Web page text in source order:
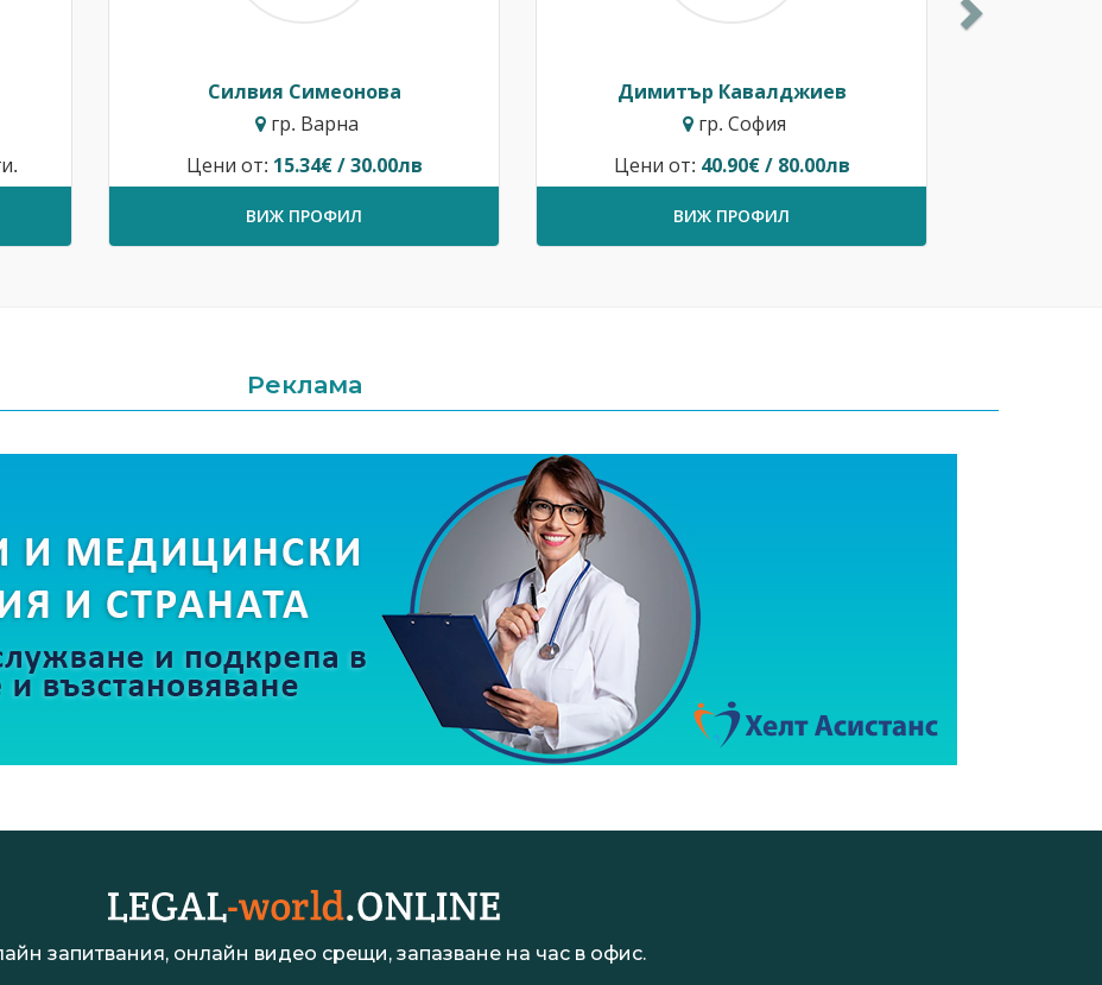
Силвия Симеонова
гр. Варна
Цени от: 15.34€ / 30.00лв
ВИЖ ПРОФИЛ
Димитър Кавалджиев
гр. София
Цени от: 40.90€ / 80.00лв
ВИЖ ПРОФИЛ
Реклама
запитвания, онлайн видео срещи, запазване на час в офис.